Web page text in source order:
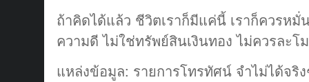
ถ้าคิดได้แล้ว ชีวิตเราก็มีแค่นี้ เราก็ควรห
ความดี ไม่ใช่ทรัพย์สินเงินทอง ไม่ควรละโ
แหล่งข้อมูล: รายการโทรทัศน์ จำไม่ได้จริ